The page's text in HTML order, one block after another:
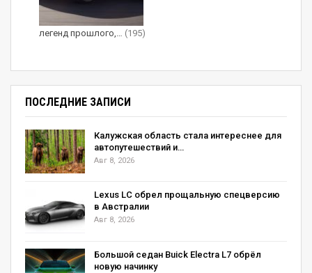
легенд прошлого,… (195)
ПОСЛЕДНИЕ ЗАПИСИ
Калужская область стала интереснее для
автопутешествий и…
Авг 8, 2026
Lexus LC обрел прощальную спецверсию
в Австралии
Авг 8, 2026
Большой седан Buick Electra L7 обрёл
новую начинку